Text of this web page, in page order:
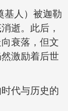
基人）被迦勒
逝。此后，
衰落，但文
激励着后世
代与历史的